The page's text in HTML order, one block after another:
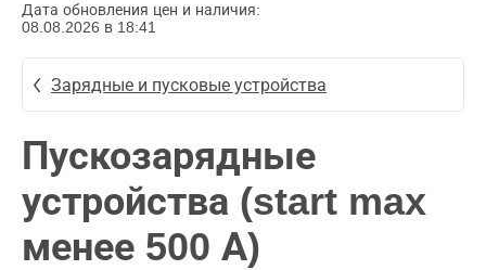
Дата обновления цен и наличия:
08.08.2026 в 18:41
Зарядные и пусковые устройства
Пускозарядные
устройства (start max
менее 500 А)